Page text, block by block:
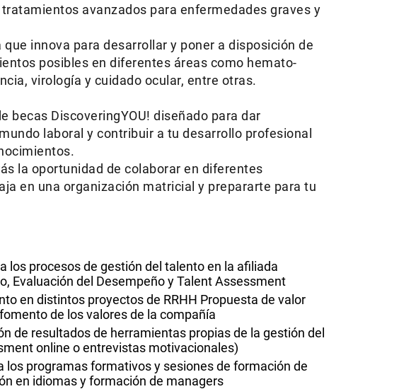
avanzados para enfermedades graves y
innova para desarrollar y poner a disposición de
posibles en diferentes áreas como hemato-
virología y cuidado ocular, entre otras.
becas DiscoveringYOU! diseñado para dar
laboral y contribuir a tu desarrollo profesional
la oportunidad de colaborar en diferentes
en una organización matricial y prepararte para tu
los procesos de gestión del talento en la afiliada
Evaluación del Desempeño y Talent Assessment
en distintos proyectos de RRHH Propuesta de valor
de los valores de la compañía
de resultados de herramientas propias de la gestión del
online o entrevistas motivacionales)
los programas formativos y sesiones de formación de
en idiomas y formación de managers